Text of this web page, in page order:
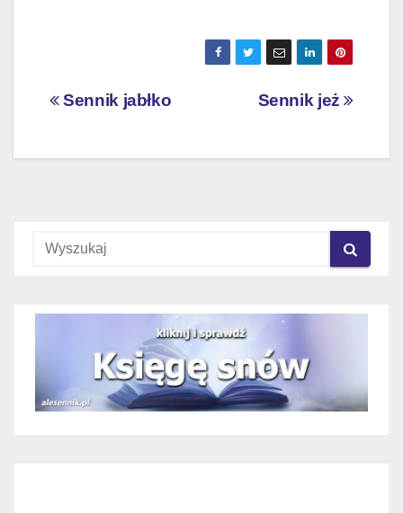
Nawigacja
Sennik jeż
Sennik jabłko